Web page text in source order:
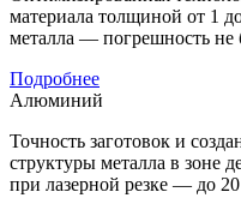
материала толщиной от 1
металла — погрешность не
Подробнее
Алюминий
Точность заготовок и
структуры металла в зоне
при лазерной резке — до